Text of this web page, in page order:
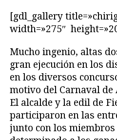
[gdl_gallery
width=»275″
Mucho ingenio, altas
gran ejecución en los
en los diversos
motivo del Carnaval de
El alcalde y la edil de
participaron en las
junto con los